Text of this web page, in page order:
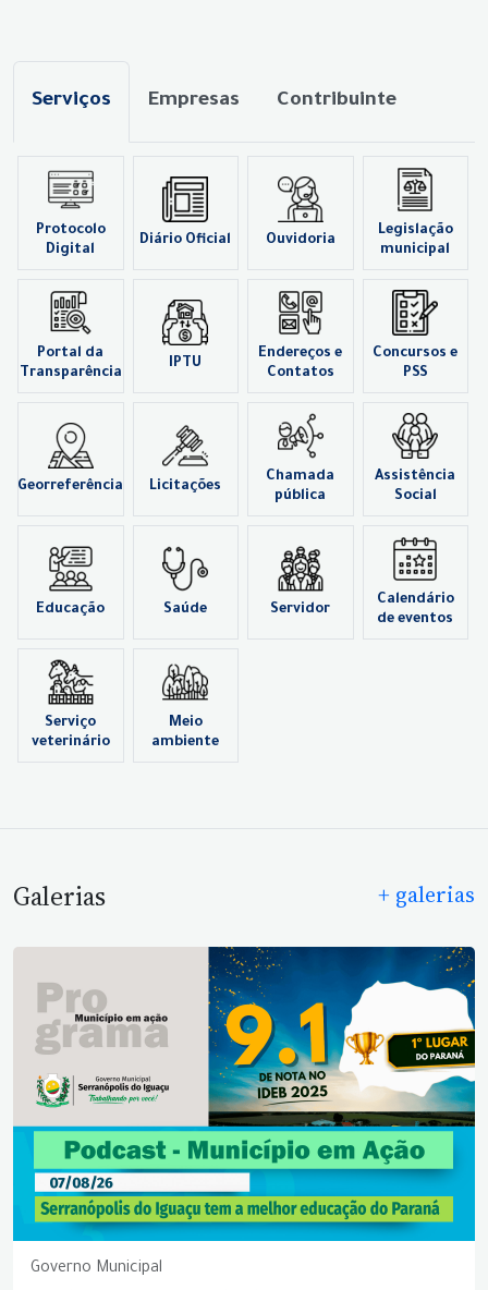
Serviços Empresas Contribuinte
Protocolo
Digital
Diário Oficial Ouvidoria
Legislação
municipal
Portal da
Transparência
IPTU
Endereços e
Contatos
Concursos e
PSS
Georreferência Licitações
Chamada
pública
Assistência
Social
Educação Saúde Servidor
Calendário
de eventos
Serviço
veterinário
Meio
ambiente
Galerias + galerias
Governo Municipal